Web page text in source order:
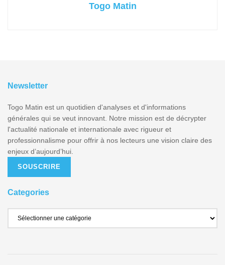
Togo Matin
Newsletter
Togo Matin est un quotidien d'analyses et d'informations
générales qui se veut innovant. Notre mission est de décrypter
l'actualité nationale et internationale avec rigueur et
professionnalisme pour offrir à nos lecteurs une vision claire des
enjeux d’aujourd’hui.
SOUSCRIRE
Categories